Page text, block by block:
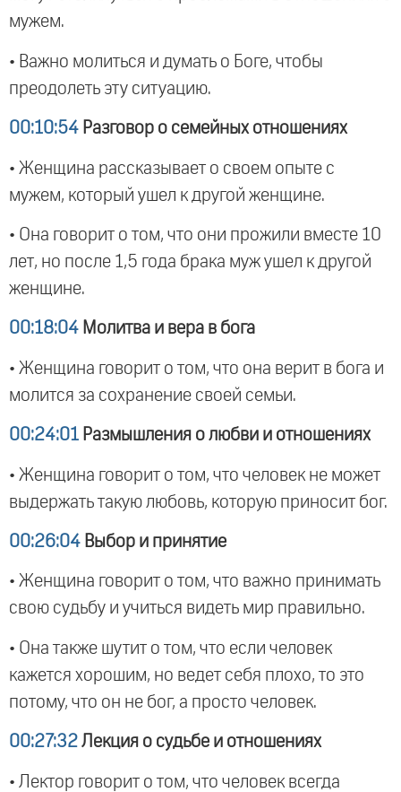
мужем.
• Важно молиться и думать о Боге, чтобы
преодолеть эту ситуацию.
00:10:54 Разговор о семейных отношениях
• Женщина рассказывает о своем опыте с
мужем, который ушел к другой женщине.
• Она говорит о том, что они прожили вместе 10
лет, но после 1,5 года брака муж ушел к другой
женщине.
00:18:04 Молитва и вера в бога
• Женщина говорит о том, что она верит в бога и
молится за сохранение своей семьи.
00:24:01 Размышления о любви и отношениях
• Женщина говорит о том, что человек не может
выдержать такую любовь, которую приносит бог.
00:26:04 Выбор и принятие
• Женщина говорит о том, что важно принимать
свою судьбу и учиться видеть мир правильно.
• Она также шутит о том, что если человек
кажется хорошим, но ведет себя плохо, то это
потому, что он не бог, а просто человек.
00:27:32 Лекция о судьбе и отношениях
• Лектор говорит о том, что человек всегда